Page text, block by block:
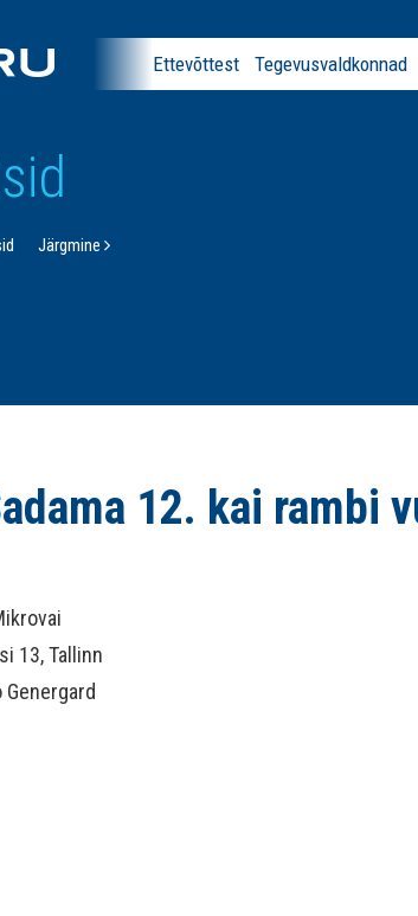
Ettevõttest Tegevusvaldkonnad
Järgmine
12. kai rambi
13, Tallinn
Genergard